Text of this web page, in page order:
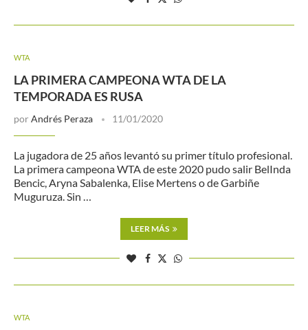
WTA
LA PRIMERA CAMPEONA WTA DE LA
TEMPORADA ES RUSA
por Andrés Peraza 11/01/2020
La jugadora de 25 años levantó su primer título profesional.
La primera campeona WTA de este 2020 pudo salir BelInda
Bencic, Aryna Sabalenka, Elise Mertens o de Garbiñe
Muguruza. Sin …
LEER MÁS
WTA